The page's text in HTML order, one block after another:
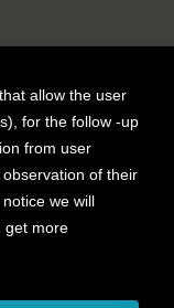
allow the user
for the follow -up
from user
of their
we will
get more